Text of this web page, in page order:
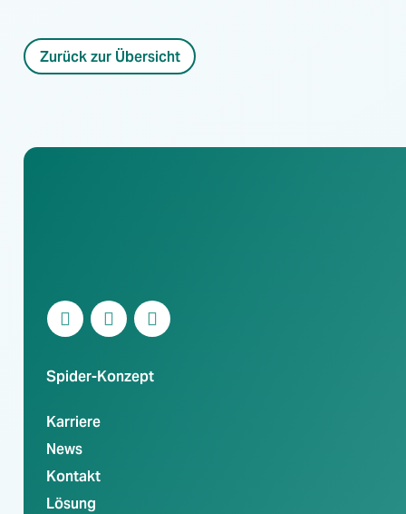
Zurück zur Übersicht
Spider-Konzept
Karriere
News
Kontakt
Lösung